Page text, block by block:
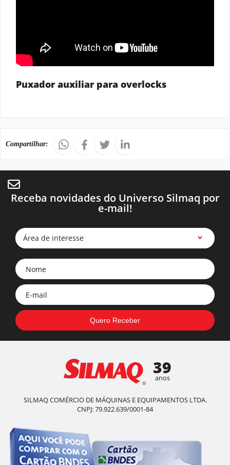
Puxador auxiliar para overlocks
Compartilhar:
Receba novidades do Universo Silmaq por
e-mail!
Área de interesse
39
anos
SILMAQ COMÉRCIO DE MÁQUINAS E EQUIPAMENTOS LTDA.
CNPJ: 79.922.639/0001-84